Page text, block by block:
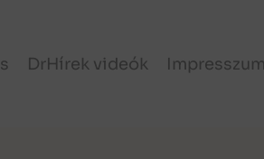
DrHírek videók Impresszum